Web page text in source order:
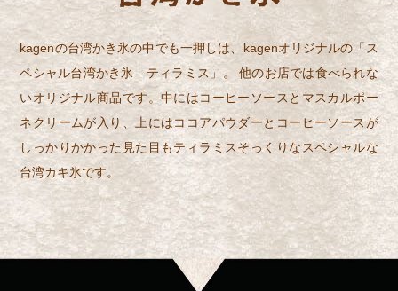
kagenの台湾かき氷の中でも一押しは、kagenオリジナルの「ス
ペシャル台湾かき氷 ティラミス」。 他のお店では食べられな
いオリジナル商品です。中にはコーヒーソースとマスカルポー
ネクリームが入り、上にはココアパウダーとコーヒーソースが
しっかりかかった見た目もティラミスそっくりなスペシャルな
台湾カキ氷です。